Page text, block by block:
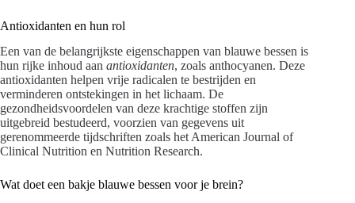
Antioxidanten en hun rol
Een van de belangrijkste eigenschappen van blauwe bessen is
hun rijke inhoud aan antioxidanten, zoals anthocyanen. Deze
antioxidanten helpen vrije radicalen te bestrijden en
verminderen ontstekingen in het lichaam. De
gezondheidsvoordelen van deze krachtige stoffen zijn
uitgebreid bestudeerd, voorzien van gegevens uit
gerenommeerde tijdschriften zoals het American Journal of
Clinical Nutrition en Nutrition Research.
Wat doet een bakje blauwe bessen voor je brein?